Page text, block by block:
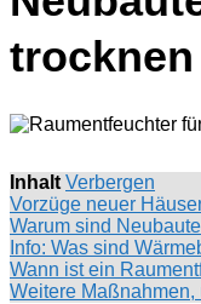
trocknen
Inhalt Verbergen
Vorzüge neuer
Warum sind
Info: Was sind
Wann ist ein
Weitere